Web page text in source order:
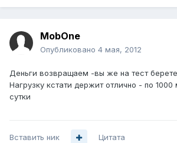
MobOne
Опубликовано 4 мая, 2012
Деньги возвращаем -вы же на тест
Нагрузку кстати держит отлично - по 1000
сутки
Вставить ник Цитата